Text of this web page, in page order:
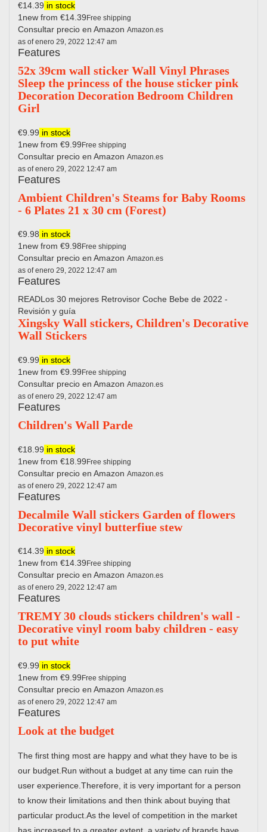
€14.39 in stock
1new from €14.39 Free shipping
Consultar precio en Amazon Amazon.es
as of enero 29, 2022 12:47 am
Features
52x 39cm wall sticker Wall Vinyl Phrases
Sleep the princess of the house sticker pink
Decoration Decoration Bedroom Children
Girl
€9.99 in stock
1new from €9.99Free shipping
Consultar precio en Amazon Amazon.es
as of enero 29, 2022 12:47 am
Features
Ambient Children's Steams for Baby Rooms
- 6 Plates 21 x 30 cm (Forest)
€9.98 in stock
1new from €9.98 Free shipping
Consultar precio en Amazon Amazon.es
as of enero 29, 2022 12:47 am
Features
READLos 30 mejores Retrovisor Coche Bebe de 2022 -
Revisión y guía
Xingsky Wall stickers, Children's Decorative
Wall Stickers
€9.99 in stock
1new from €9.99 Free shipping
Consultar precio en Amazon Amazon.es
as of enero 29, 2022 12:47 am
Features
Children's Wall Parde
€18.99 in stock
1new from €18.99Free shipping
Consultar precio en Amazon Amazon.es
as of enero 29, 2022 12:47 am
Features
Decalmile Wall stickers Garden of flowers
Decorative vinyl butterfiue stew
€14.39 in stock
1new from €14.39 Free shipping
Consultar precio en Amazon Amazon.es
as of enero 29, 2022 12:47 am
Features
TREMY 30 clouds stickers children's wall -
Decorative vinyl room baby children - easy
to put white
€9.99 in stock
1new from €9.99Free shipping
Consultar precio en Amazon Amazon.es
as of enero 29, 2022 12:47 am
Features
Look at the budget
The first thing most are happy and what they have to be is
our budget.Run without a budget at any time can ruin the
user experience.Therefore, it is very important for a person
to know their limitations and then think about buying that
particular product.As the level of competition in the market